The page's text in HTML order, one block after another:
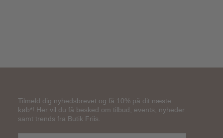
Tilmeld dig nyhedsbrevet og få 10% på dit næste
køb*! Her vil du få besked om tilbud, events, nyheder
samt trends fra Butik Friis.